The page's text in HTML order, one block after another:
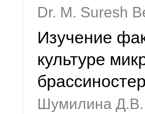
Dr. M. Suresh
Изучение
культуре
Шумилина Д.В.